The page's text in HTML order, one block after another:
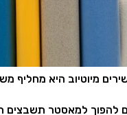
מיוטיוב היא מחליף
להפוך למאסטר תשבצים